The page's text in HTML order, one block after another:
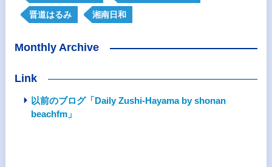
晋道はるみ 湘南日和
Monthly Archive
Link
以前のブログ「Daily Zushi-Hayama by shonan
beachfm」